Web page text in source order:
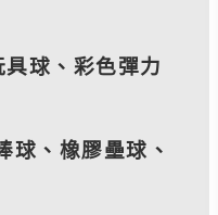
球、彩色彈力
球、橡膠壘球、